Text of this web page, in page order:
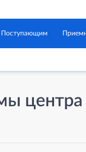
Поступающим
центра